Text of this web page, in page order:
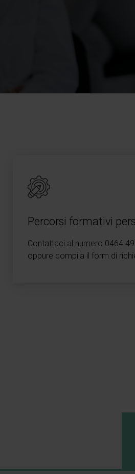
Percorsi formativi
Contattaci al numero 0464
oppure compila il form di